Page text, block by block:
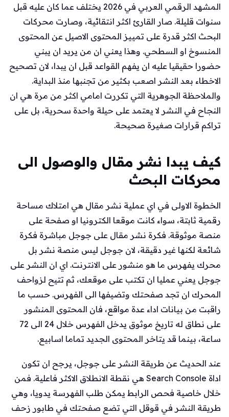
المشهد الرقمي العربي في 2026 يختلف عما كان عليه قبل
سنوات قليلة. صار القارئ اكثر انتقائية، وصارت محركات
البحث اكثر قدرة على تمييز المحتوى الاصيل عن المحتوى
المنسوخ او السطحي. وهذا يعني ان من يريد ان يبني
حضورا حقيقيا عليه ان يفهم القواعد قبل ان يبدا، لان تصحيح
الاخطاء بعد النشر اصعب بكثير من تجنبها منذ البداية.
والملاحظة الجوهرية التي تكررت امامي اكثر من مرة هي ان
النجاح في النشر لا يعتمد على حيلة واحدة سحرية، بل على
تراكم قرارات صغيرة صحيحة.
كيف يبدا نشر مقال والوصول الى
محركات البحث
الخطوة الاولى في اي عملية نشر مقال هي امتلاك مساحة
رقمية ثابتة، سواء كانت موقعا الكترونيا او صفحة على
منصة موثوقة. فكرة نشر مقال على جوجل مباشرة فكرة
شائعة لكنها غير دقيقة، لان جوجل ليس منصة نشر بل
محرك يفهرس ما هو منشور على الانترنت. اي ان النشر على
جوجل يعني عمليا ان تكتب على موقعك، ثم تتيح لزواحف
المحرك ان تجد صفحتك وتضيفها الى الفهرس. حسب ما
راقبت من بيانات اداء عدة مواقع، فان المحتوى المنشور
على نطاق له تاريخ موثوق يدخل الفهرس خلال 24 الى 72
ساعة، بينما قد يتاخر المحتوى الجديد تماما اسابيع.
عند الحديث عن طريقة النشر على جوجل، يرجح ان تكون
اداة Search Console هي نقطة الانطلاق الاكثر فاعلية. فمن
خلال خاصية فحص الرابط يمكن طلب الفهرسة يدويا، وهي
طريقة النشر في قوقل التي تضع صفحتك في طابور زحف